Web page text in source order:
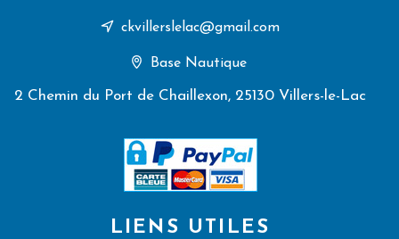
ckvillerslelac@gmail.com
Base Nautique
2 Chemin du Port de Chaillexon, 25130 Villers-le-Lac
LIENS UTILES